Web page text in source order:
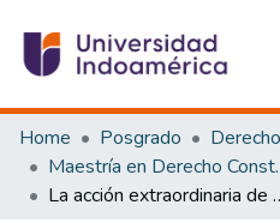
Communities & Collections
All of DSpace
Statistics
Home Posgrado
Derecho
Maestría en
La acción extraordinaria de protección como mecanismo eficaz